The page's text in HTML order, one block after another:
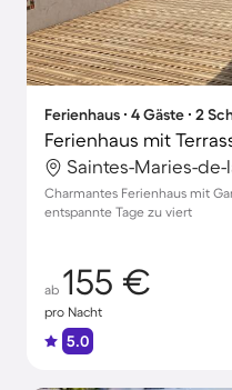
Ferienhaus ∙ 4 Gäste ∙ 2
Ferienhaus mit
Charmantes Ferienhaus mit
entspannte Tage zu viert
ab 155 €
pro Nacht
5.0